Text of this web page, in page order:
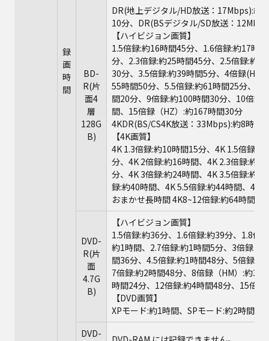
録
画
時
間
BD-
R(片
面4
層
128G
B)
DR(地上デジタル/HD放送：17Mbps):約
10分、DR(BSデジタル/SD放送：
【ハイビジョン画質】
1.5倍録:約16時間45分、1.6倍録:約17時
分、2.3倍録:約25時間45分、2.5倍録:約
30分、3.5倍録:約39時間5分、4倍録(HE
55時間50分、5.5倍録:約61時間25分、6
間20分、9倍録:約100時間30分、10倍録
間、15倍録（HZ）:約167時間30分
4KDR(BS/CS4K放送：33Mbps):約8時間
【4K画質】
4K 1.3倍録:約10時間15分、4K 1.5倍録:
分、4K 2倍録:約16時間、4K 2.3倍録:約
分、4K 3倍録:約24時間、4K 3.5倍録:約
録:約40時間、4K 5.5倍録:約44時間、4K
おまかせ長時間 4K8~12倍録:約64時間～
DVD-
R(片
面
4.7G
B)
【ハイビジョン画質】
1.5倍録:約36分、1.6倍録:約39分、1.8倍
約1時間、2.7倍録:約1時間5分、3倍録（
間36分、4.5倍録:約1時間48分、5倍録（
7倍録:約2時間48分、8倍録（HM）:約3
時間24分、12倍録:約4時間48分、15倍録
【DVD画質】
XPモード:約1時間、SPモード:約2時間、
DVD-